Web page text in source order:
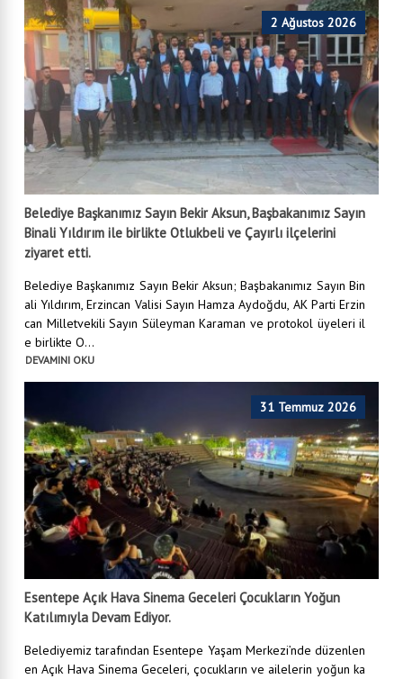
2 Ağustos 2026
Belediye Başkanımız Sayın Bekir Aksun, Başbakanımız Sayın
Binali Yıldırım ile birlikte Otlukbeli ve Çayırlı ilçelerini
ziyaret etti.
Belediye Başkanımız Sayın Bekir Aksun; Başbakanımız Sayın Bin
ali Yıldırım, Erzincan Valisi Sayın Hamza Aydoğdu, AK Parti Erzin
can Milletvekili Sayın Süleyman Karaman ve protokol üyeleri il
e birlikte O...
DEVAMINI OKU
31 Temmuz 2026
Esentepe Açık Hava Sinema Geceleri Çocukların Yoğun
Katılımıyla Devam Ediyor.
Belediyemiz tarafından Esentepe Yaşam Merkezi’nde düzenlen
en Açık Hava Sinema Geceleri, çocukların ve ailelerin yoğun ka